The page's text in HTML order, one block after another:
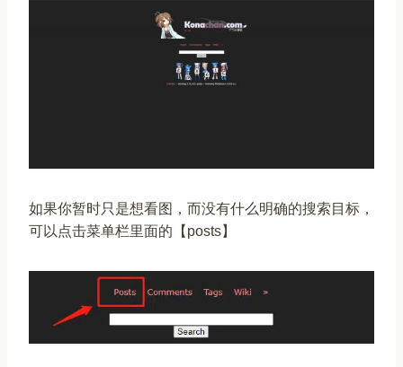
如果你暂时只是想看图，而没有什么明确的搜索目标，
可以点击菜单栏里面的【posts】